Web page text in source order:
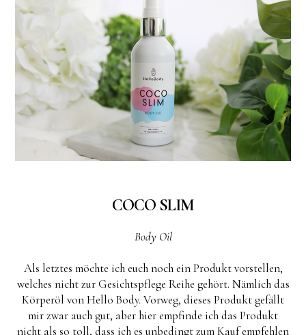
COCO SLIM
Body Oil
Als letztes möchte ich euch noch ein Produkt vorstellen,
welches nicht zur Gesichtspflege Reihe gehört. Nämlich das
Körperöl von Hello Body. Vorweg, dieses Produkt gefällt
mir zwar auch gut, aber hier empfinde ich das Produkt
nicht als so toll, dass ich es unbedingt zum Kauf empfehlen